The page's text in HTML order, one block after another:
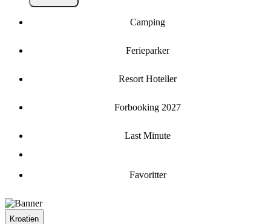
Camping
Ferieparker
Resort Hoteller
Forbooking 2027
Last Minute
Favoritter
Kroatien